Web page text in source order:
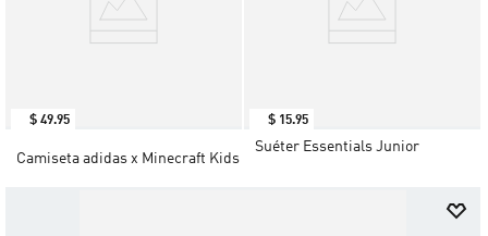
$ 49.95
Camiseta adidas x Minecraft Kids
$ 15.95
Suéter Essentials Junior